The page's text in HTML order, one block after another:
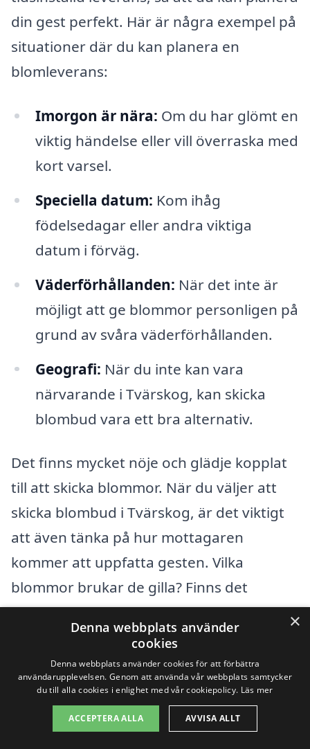
din gest perfekt. Här är några exempel på
situationer där du kan planera en
blomleverans:
Imorgon är nära: Om du har glömt en
viktig händelse eller vill överraska med
kort varsel.
Speciella datum: Kom ihåg
födelsedagar eller andra viktiga
datum i förväg.
Väderförhållanden: När det inte är
möjligt att ge blommor personligen på
grund av svåra väderförhållanden.
Geografi: När du inte kan vara
närvarande i Tvärskog, kan skicka
blombud vara ett bra alternativ.
Det finns mycket nöje och glädje kopplat
till att skicka blommor. När du väljer att
skicka blombud i Tvärskog, är det viktigt
att även tänka på hur mottagaren
kommer att uppfatta gesten. Vilka
blommor brukar de gilla? Finns det
specifika färger eller stilar som de
föredrar? Många florister erbjuder
möjlighet att inkludera kort med
personliga meddelanden, vilket kan göra
gesten ännu mer betydelsefull.
×
Denna webbplats använder
cookies
Denna webbplats använder cookies för att förbättra
användarupplevelsen. Genom att använda vår webbplats samtycker
du till alla cookies i enlighet med vår cookiepolicy. Läs mer
ACCEPTERA ALLA AVVISA ALLT